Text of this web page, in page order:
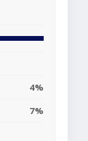
4%
7%